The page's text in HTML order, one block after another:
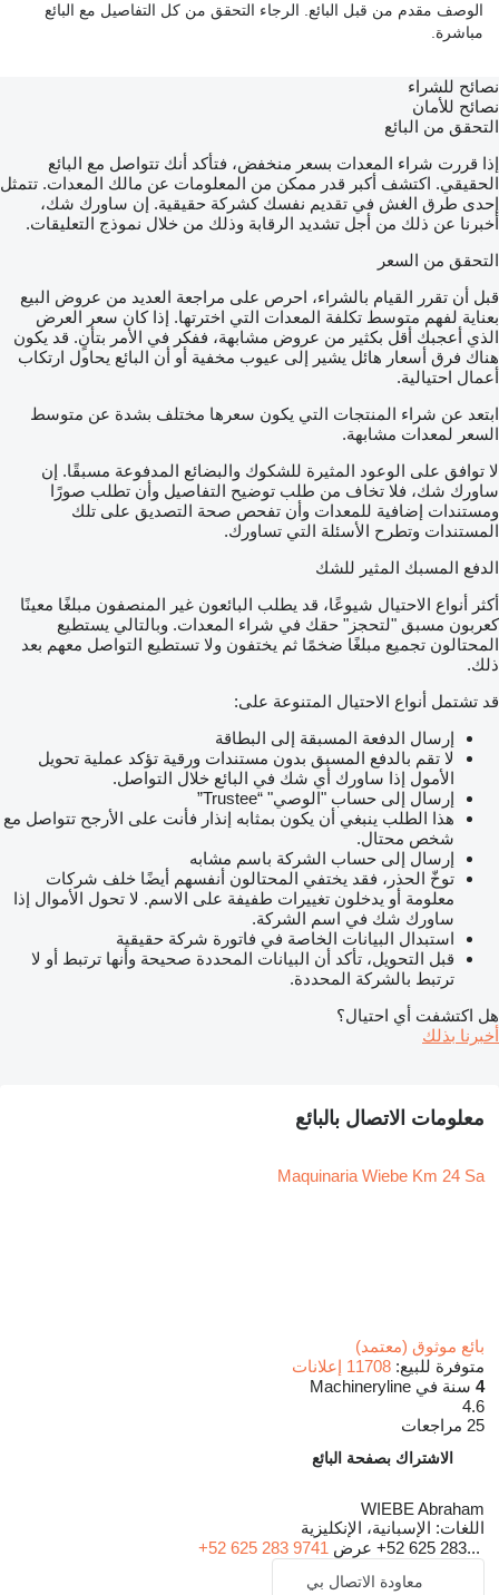
الوصف مقدم من قبل البائع. الرجاء التحقق من كل التفاصيل مع البائع
مباشرة.
نصائح للشراء
نصائح للأمان
التحقق من البائع
إذا قررت شراء المعدات بسعر منخفض، فتأكد أنك تتواصل مع البائع
الحقيقي. اكتشف أكبر قدر ممكن من المعلومات عن مالك المعدات. تتمثل
إحدى طرق الغش في تقديم نفسك كشركة حقيقية. إن ساورك شك،
أخبرنا عن ذلك من أجل تشديد الرقابة وذلك من خلال نموذج التعليقات.
التحقق من السعر
قبل أن تقرر القيام بالشراء، احرص على مراجعة العديد من عروض البيع
بعناية لفهم متوسط تكلفة المعدات التي اخترتها. إذا كان سعر العرض
الذي أعجبك أقل بكثير من عروض مشابهة، ففكر في الأمر بتأنٍ. قد يكون
هناك فرق أسعار هائل يشير إلى عيوب مخفية أو أن البائع يحاول ارتكاب
أعمال احتيالية.
ابتعد عن شراء المنتجات التي يكون سعرها مختلف بشدة عن متوسط
السعر لمعدات مشابهة.
لا توافق على الوعود المثيرة للشكوك والبضائع المدفوعة مسبقًا. إن
ساورك شك، فلا تخاف من طلب توضيح التفاصيل وأن تطلب صورًا
ومستندات إضافية للمعدات وأن تفحص صحة التصديق على تلك
المستندات وتطرح الأسئلة التي تساورك.
الدفع المسبك المثير للشك
أكثر أنواع الاحتيال شيوعًا، قد يطلب البائعون غير المنصفون مبلغًا معينًا
كعربون مسبق "لتحجز" حقك في شراء المعدات. وبالتالي يستطيع
المحتالون تجميع مبلغًا ضخمًا ثم يختفون ولا تستطيع التواصل معهم بعد
ذلك.
قد تشتمل أنواع الاحتيال المتنوعة على:
إرسال الدفعة المسبقة إلى البطاقة
لا تقم بالدفع المسبق بدون مستندات ورقية تؤكد عملية تحويل
الأمول إذا ساورك أي شك في البائع خلال التواصل.
إرسال إلى حساب "الوصي" “Trustee”
هذا الطلب ينبغي أن يكون بمثابه إنذار فأنت على الأرجح تتواصل مع
شخص محتال.
إرسال إلى حساب الشركة باسم مشابه
توخّ الحذر، فقد يختفي المحتالون أنفسهم أيضًا خلف شركات
معلومة أو يدخلون تغييرات طفيفة على الاسم. لا تحول الأموال إذا
ساورك شك في اسم الشركة.
استبدال البيانات الخاصة في فاتورة شركة حقيقية
قبل التحويل، تأكد أن البيانات المحددة صحيحة وأنها ترتبط أو لا
ترتبط بالشركة المحددة.
هل اكتشفت أي احتيال؟
أخبرنا بذلك
معلومات الاتصال بالبائع
Maquinaria Wiebe Km 24 Sa
بائع موثوق (معتمد)
متوفرة للبيع: 11708 إعلانات
4 سنة في Machineryline
4.6
25 مراجعات
الاشتراك بصفحة البائع
WIEBE Abraham
اللغات: الإسبانية، الإنكليزية
+52 625 283... عرض +52 625 283 9741
معاودة الاتصال بي